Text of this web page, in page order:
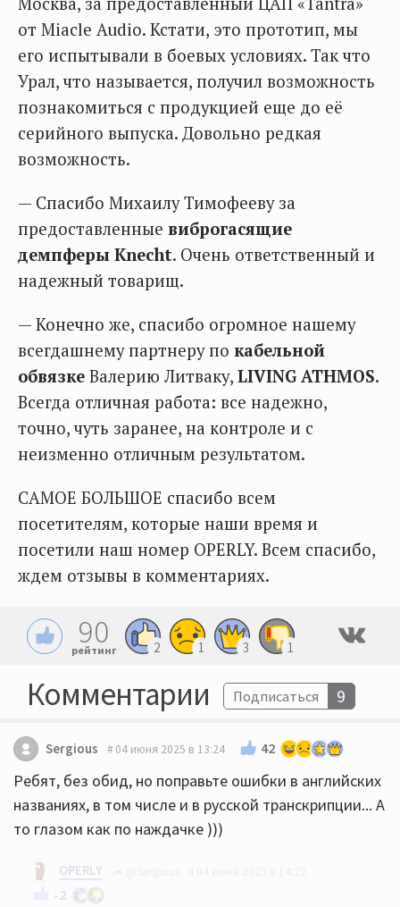
от Miacle Audio. Кстати, это прототип, мы
его испытывали в боевых условиях. Так что
Урал, что называется, получил возможность
познакомиться с продукцией еще до её
серийного выпуска. Довольно редкая
возможность.
— Спасибо Михаилу Тимофееву за
предоставленные виброгасящие
демпферы Knecht. Очень ответственный и
надежный товарищ.
— Конечно же, спасибо огромное нашему
всегдашнему партнеру по кабельной
обвязке Валерию Литваку, LIVING ATHMOS.
Всегда отличная работа: все надежно,
точно, чуть заранее, на контроле и с
неизменно отличным результатом.
САМОЕ БОЛЬШОЕ спасибо всем
посетителям, которые наши время и
посетили наш номер OPERLY. Всем спасибо,
ждем отзывы в комментариях.
90
рейтинг 2 1 3 1
Комментарии Подписаться 9
Sergious 04 июня 2025 в 13:24 42
Ребят, без обид, но поправьте ошибки в английских
названиях, в том числе и в русской транскрипции... А
то глазом как по наждачке )))
OPERLY
-2